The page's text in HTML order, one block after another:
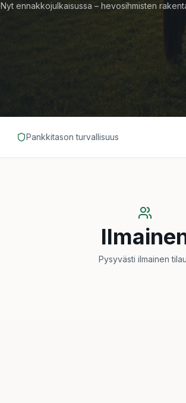
Nyt ennakkojulkaisussa – hevosihmisten
Pankkitason turvallisuus
Pysyvästi ilmainen